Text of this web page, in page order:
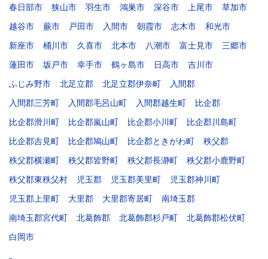
春日部市
狭山市 羽生市 鴻巣市 深谷市 上尾市
草加市
越谷市
蕨市 戸田市 入間市 朝霞市 志木市
和光市
新座市
桶川市 久喜市 北本市 八潮市 富士見市
三郷市
蓮田市
坂戸市 幸手市 鶴ヶ島市 日高市
吉川市
ふじみ野市
北足立郡 北足立郡伊奈町
入間郡
入間郡三芳町
入間郡毛呂山町 入間郡越生町
比企郡
比企郡滑川町
比企郡嵐山町 比企郡小川町
比企郡川島町
比企郡吉見町
比企郡鳩山町 比企郡ときがわ町
秩父郡
秩父郡横瀬町
秩父郡皆野町 秩父郡長瀞町
秩父郡小鹿野町
秩父郡東秩父村
児玉郡 児玉郡美里町
児玉郡神川町
児玉郡上里町
大里郡 大里郡寄居町
南埼玉郡
南埼玉郡宮代町
北葛飾郡 北葛飾郡杉戸町
北葛飾郡松伏町
白岡市